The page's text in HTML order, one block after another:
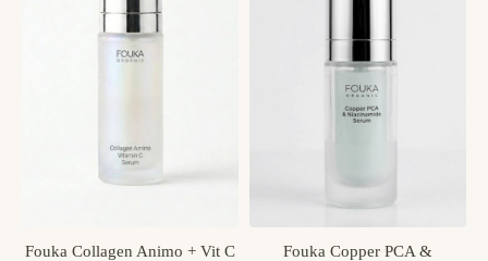
Fouka Collagen Animo + Vit C
Fouka Copper PCA &